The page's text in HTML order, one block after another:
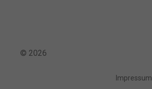
© 2026
Impressum